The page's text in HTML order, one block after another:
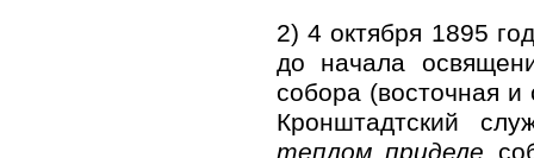
2) 4 октября 1895
до начала
собора (восточная
Кронштадтский
теплом приделе